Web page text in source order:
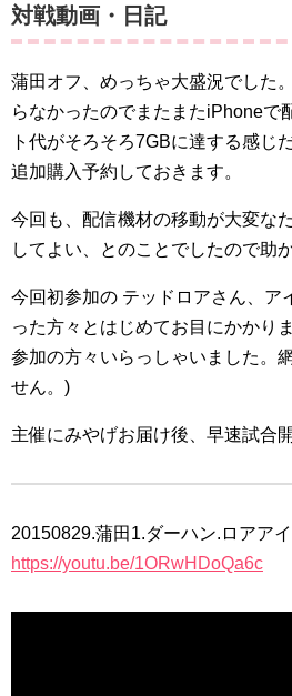
対戦動画・日記
蒲田オフ、めっちゃ大盛況でした
らなかったのでまたまたiPhoneで
ト代がそろそろ7GBに達する感じ
追加購入予約しておきます。
今回も、配信機材の移動が大変な
してよい、とのことでしたので助
今回初参加の テッドロアさん、ア
った方々とはじめてお目にかかり
参加の方々いらっしゃいました。
せん。)
主催にみやげお届け後、早速試合
20150829.蒲田1.ダーハン.ロアア
https://youtu.be/1ORwHDoQa6c